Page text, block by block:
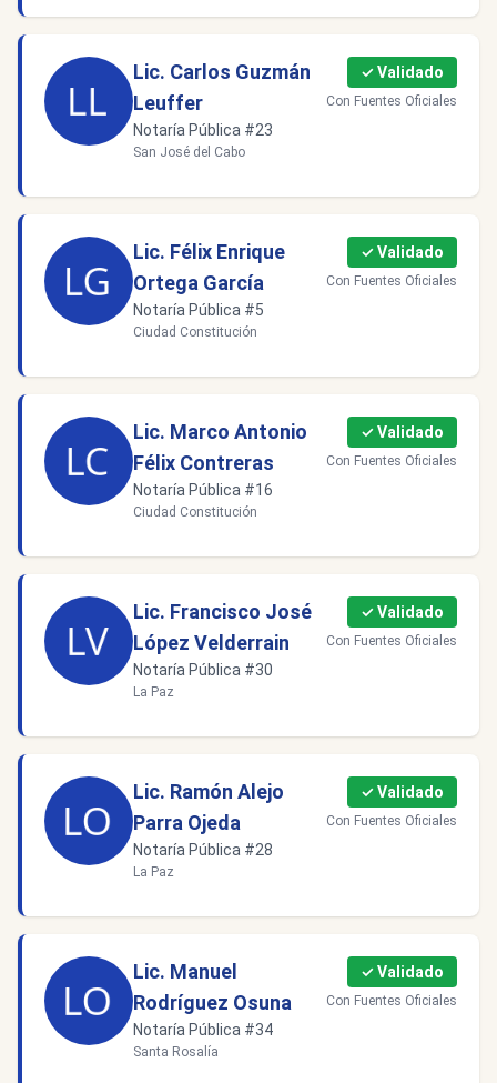
Lic. Carlos Guzmán
Leuffer
Notaría Pública #23
San José del Cabo
✓ Validado
Con Fuentes Oficiales
Lic. Félix Enrique
Ortega García
Notaría Pública #5
Ciudad Constitución
✓ Validado
Con Fuentes Oficiales
Lic. Marco Antonio
Félix Contreras
Notaría Pública #16
Ciudad Constitución
✓ Validado
Con Fuentes Oficiales
Lic. Francisco José
López Velderrain
Notaría Pública #30
La Paz
✓ Validado
Con Fuentes Oficiales
Lic. Ramón Alejo
Parra Ojeda
Notaría Pública #28
La Paz
✓ Validado
Con Fuentes Oficiales
Lic. Manuel
Rodríguez Osuna
Notaría Pública #34
Santa Rosalía
✓ Validado
Con Fuentes Oficiales